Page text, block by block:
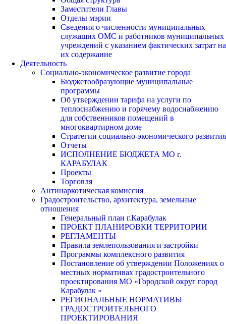
Заместители Главы
Отделы мэрии
Сведения о численности муниципальных
служащих ОМС и работников муниципальных
учреждений с указанием фактических затрат на
их содержание
Деятельность
Социально-экономическое развитие города
Бюджетообразующие муниципальные
программы
Об утверждении тарифа на услуги по
теплоснабжению и горячему водоснабжению
для собственников помещений в
многоквартирном доме
Стратегии социально-экономического развития
Отчеты
ИСПОЛНЕНИЕ БЮДЖЕТА МО г.
КАРАБУЛАК
Проекты
Торговля
Антинаркотическая комиссия
Градостроительство, архитектура, земельные
отношения
Генеральный план г.Карабулак
ПРОЕКТ ПЛАНИРОВКИ ТЕРРИТОРИИ
РЕГЛАМЕНТЫ
Правила землепользования и застройки
Программы комплексного развития
Постановление об утверждении Положениях о
местных нормативах градостроительного
проектирования МО «Городской округ город
Карабулак «
РЕГИОНАЛЬНЫЕ НОРМАТИВЫ
ГРАДОСТРОИТЕЛЬНОГО
ПРОЕКТИРОВАНИЯ